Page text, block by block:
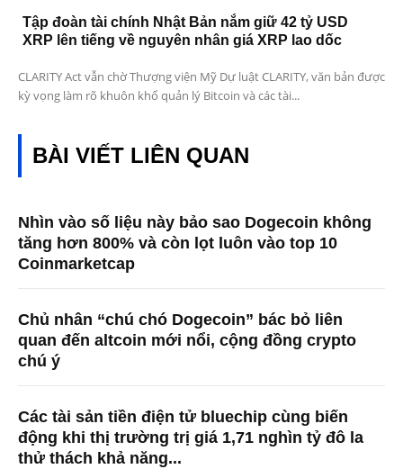
Tập đoàn tài chính Nhật Bản nắm giữ 42 tỷ USD
XRP lên tiếng về nguyên nhân giá XRP lao dốc
CLARITY Act vẫn chờ Thượng viện Mỹ Dự luật CLARITY, văn bản được
kỳ vọng làm rõ khuôn khổ quản lý Bitcoin và các tài...
BÀI VIẾT LIÊN QUAN
Nhìn vào số liệu này bảo sao Dogecoin không
tăng hơn 800% và còn lọt luôn vào top 10
Coinmarketcap
Chủ nhân “chú chó Dogecoin” bác bỏ liên
quan đến altcoin mới nổi, cộng đồng crypto
chú ý
Các tài sản tiền điện tử bluechip cùng biến
động khi thị trường trị giá 1,71 nghìn tỷ đô la
thử thách khả năng...